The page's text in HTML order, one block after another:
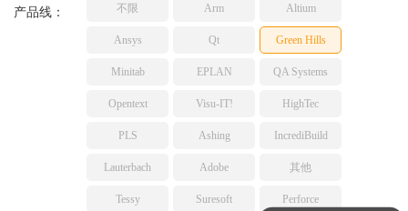
TESSY
网络研讨会
产品线： 不限 Arm Altium
Ansys Qt Green Hills
Minitab EPLAN QA Systems
Opentext Visu-IT! HighTec
PLS Ashing IncrediBuild
Lauterbach Adobe 其他
Tessy Suresoft Perforce